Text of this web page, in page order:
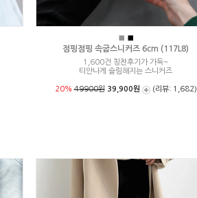
■ ■
점핑점핑 속굽스니커즈 6cm (117L8)
1,600건 칭찬후기가 가득~
티안나게 슬림해지는 스니커즈
20%49900원 39,900원 (리뷰: 1,682)